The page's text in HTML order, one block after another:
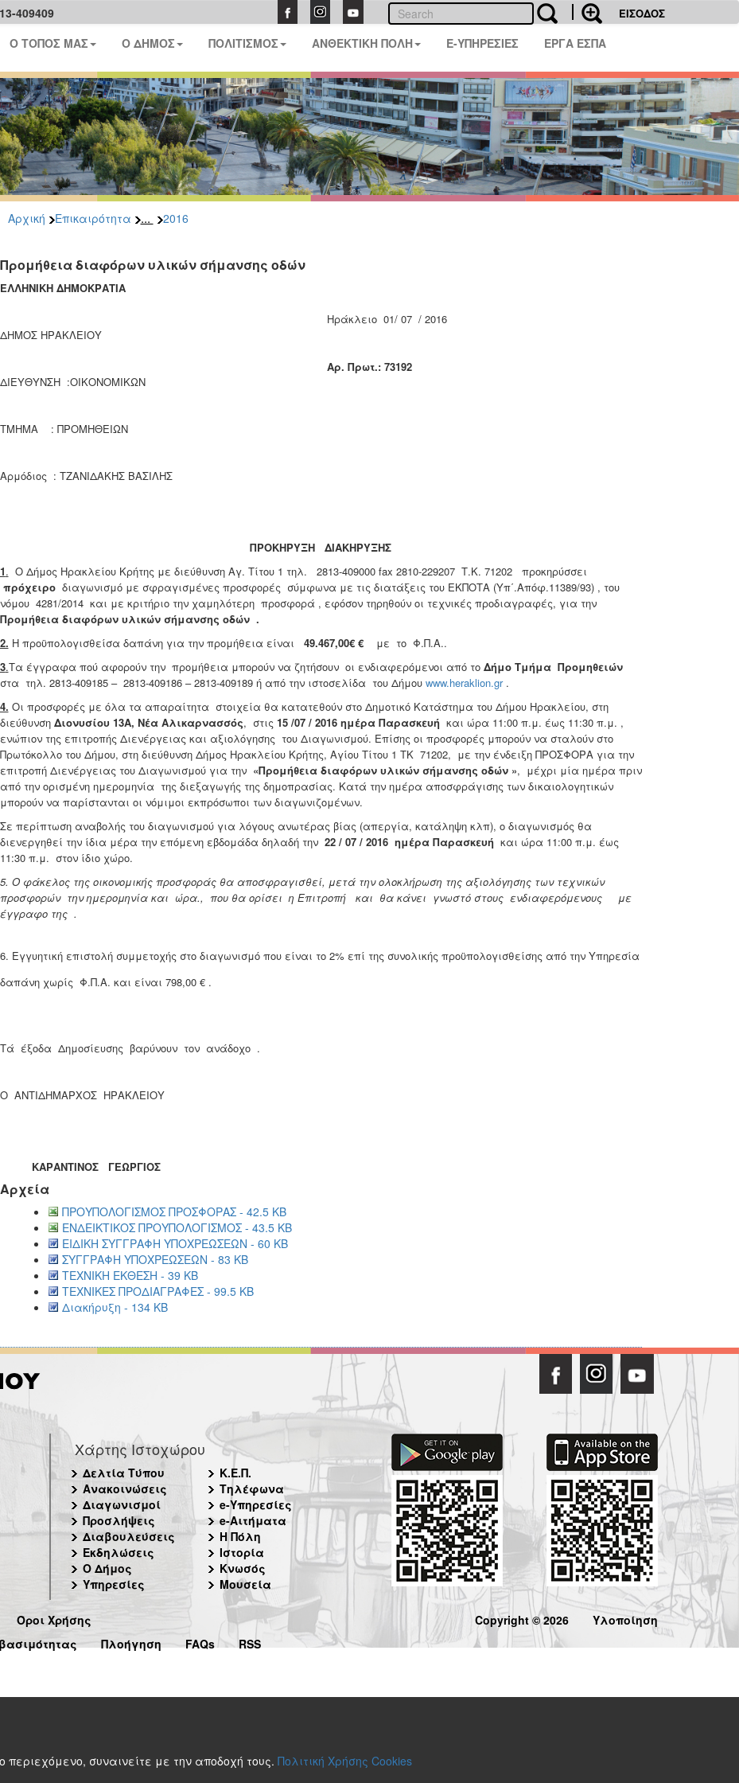
409409 ΕΙΣΟΔΟΣ
Ο ΤΟΠΟΣ ΜΑΣ Ο ΔΗΜΟΣ ΠΟΛΙΤΙΣΜΟΣ ΑΝΘΕΚΤΙΚΗ ΠΟΛΗ E-ΥΠΗΡΕΣΙΕΣ ΕΡΓΑ ΕΣΠΑ
Αρχική Επικαιρότητα ... 2016
Προμήθεια διαφόρων υλικών σήμανσης οδών
ΕΛΛΗΝΙΚΗ ΔΗΜΟΚΡΑΤΙΑ
ΔΗΜΟΣ ΗΡΑΚΛΕΙΟΥ
ΔΙΕΥΘΥΝΣΗ :ΟΙΚΟΝΟΜΙΚΩΝ
ΤΜΗΜΑ : ΠΡΟΜΗΘΕΙΩΝ
Αρμόδιος : ΤΖΑΝΙΔΑΚΗΣ ΒΑΣΙΛΗΣ
Ηράκλειο 01/ 07 / 2016
Aρ. Πρωτ.: 73192
ΠΡΟΚΗΡΥΞΗ ΔΙΑΚΗΡΥΞΗΣ
1. Ο Δήμος Ηρακλείου Κρήτης με διεύθυνση Αγ. Τίτου 1 τηλ. 2813-409000 fax 2810-229207 Τ.Κ. 71202 προκηρύσσει
πρόχειρο διαγωνισμό με σφραγισμένες προσφορές σύμφωνα με τις διατάξεις του ΕΚΠΟΤΑ (Υπ΄.Απόφ.11389/93) , του
νόμου 4281/2014 και με κριτήριο την χαμηλότερη προσφορά , εφόσον τηρηθούν οι τεχνικές προδιαγραφές, για την
Προμήθεια διαφόρων υλικών σήμανσης οδών .
2. Η προϋπολογισθείσα δαπάνη για την προμήθεια είναι 49.467,00€ €
με το Φ.Π.Α..
3.Τα έγγραφα πού αφορούν την προμήθεια μπορούν να ζητήσουν οι ενδιαφερόμενοι από το Δήμο Τμήμα Προμηθειών
στα τηλ. 2813-409185 – 2813-409186 – 2813-409189 ή από την ιστοσελίδα του Δήμου www.heraklion.gr.
4. Οι προσφορές με όλα τα απαραίτητα στοιχεία θα κατατεθούν στο Δημοτικό Κατάστημα του Δήμου Ηρακλείου, στη
διεύθυνση Διονυσίου 13Α, Νέα Αλικαρνασσός, στις 15 /07 / 2016 ημέρα Παρασκευή και ώρα 11:00 π.μ. έως 11:30 π.μ. ,
ενώπιον της επιτροπής Διενέργειας και αξιολόγησης του Διαγωνισμού. Επίσης οι προσφορές μπορούν να σταλούν στο
Πρωτόκολλο του Δήμου, στη διεύθυνση Δήμος Ηρακλείου Κρήτης, Αγίου Τίτου 1 ΤΚ 71202, με την ένδειξη ΠΡΟΣΦΟΡΑ για την
επιτροπή Διενέργειας του Διαγωνισμού για την «Προμήθεια διαφόρων υλικών σήμανσης οδών», μέχρι μία ημέρα πριν
από την ορισμένη ημερομηνία της διεξαγωγής της δημοπρασίας. Κατά την ημέρα αποσφράγισης των δικαιολογητικών
μπορούν να παρίστανται οι νόμιμοι εκπρόσωποι των διαγωνιζομένων.
Σε περίπτωση αναβολής του διαγωνισμού για λόγους ανωτέρας βίας (απεργία, κατάληψη κλπ), ο διαγωνισμός θα
διενεργηθεί την ίδια μέρα την επόμενη εβδομάδα δηλαδή την 22 / 07 / 2016 ημέρα Παρασκευή και ώρα 11:00 π.μ. έως
11:30 π.μ. στον ίδιο χώρο.
5. Ο φάκελος της οικονομικής προσφοράς θα αποσφραγισθεί, μετά την ολοκλήρωση της αξιολόγησης των τεχνικών
προσφορών την ημερομηνία και ώρα., που θα ορίσει η Επιτροπή και θα κάνει γνωστό στους ενδιαφερόμενους με
έγγραφο της .
6. Εγγυητική επιστολή συμμετοχής στο διαγωνισμό που είναι το 2% επί της συνολικής προϋπολογισθείσης από την Υπηρεσία
δαπάνη χωρίς Φ.Π.Α. και είναι 798,00 € .
Tά έξοδα Δημοσίευσης βαρύνουν τον ανάδοχο .
Ο ΑΝΤΙΔΗΜΑΡΧΟΣ ΗΡΑΚΛΕΙΟΥ
ΚΑΡΑΝΤΙΝΟΣ ΓΕΩΡΓΙΟΣ
Αρχεία
ΠΡΟΥΠΟΛΟΓΙΣΜΟΣ ΠΡΟΣΦΟΡΑΣ - 42.5 KB
ΕΝΔΕΙΚΤΙΚΟΣ ΠΡΟΥΠΟΛΟΓΙΣΜΟΣ - 43.5 KB
ΕΙΔΙΚΗ ΣΥΓΓΡΑΦΗ ΥΠΟΧΡΕΩΣΕΩΝ - 60 KB
ΣΥΓΓΡΑΦΗ ΥΠΟΧΡΕΩΣΕΩΝ - 83 KB
ΤΕΧΝΙΚΗ ΕΚΘΕΣΗ - 39 KB
ΤΕΧΝΙΚΕΣ ΠΡΟΔΙΑΓΡΑΦΕΣ - 99.5 KB
Διακήρυξη - 134 KB
Χάρτης Ιστοχώρου
Δελτία Τύπου
Ανακοινώσεις
Διαγωνισμοί
Προσλήψεις
Διαβουλεύσεις
Εκδηλώσεις
Ο Δήμος
Υπηρεσίες
Κ.Ε.Π.
Τηλέφωνα
e-Υπηρεσίες
e-Αιτήματα
Η Πόλη
Ιστορία
Κνωσός
Μουσεία
Όροι Χρήσης
Πλοήγηση FAQs RSS
Copyright © 2026 Υλοποίηση
περιεχόμενο, συναινείτε με την αποδοχή τους. Πολιτική Χρήσης Cookies